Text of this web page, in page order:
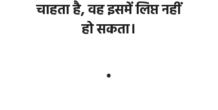
चाहता है, वह इसमें लिप्त नहीं
हो सकता।
●